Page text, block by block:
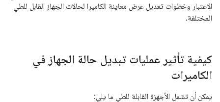
الاعتبار وخطوات تعديل عرض معاينة الكاميرا لحالات الجهاز القابل للطي
المختلفة.
كيفية تأثير عمليات تبديل حالة الجهاز في
الكاميرات
يمكن أن تشمل الأجهزة القابلة للطي ما يلي: